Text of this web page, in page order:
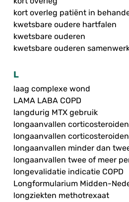
kort overleg patiënt in
kwetsbare oudere hartfalen
kwetsbare ouderen
kwetsbare ouderen
L
laag complexe wond
LAMA LABA COPD
langdurig MTX gebruik
longaanvallen corticosteroiden
longaanvallen
longaanvallen minder dan
longaanvallen twee of meer
longevalidatie indicatie COPD
Longformularium Midden-
longziekten methotrexaat